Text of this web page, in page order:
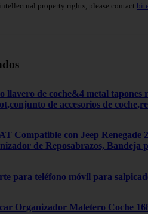
property rights, please contact
llavero de coche&4 metal
de accesorios de
Compatible con Jeep Renegade
de Reposabrazos, Bandeja
para teléfono móvil para
Organizador Maletero Coche